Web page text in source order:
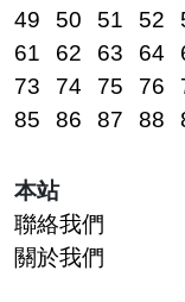
49
50 51 52
61
62 63 64
73
74 75 76
85
86 87 88
本站
聯絡我們
關於我們